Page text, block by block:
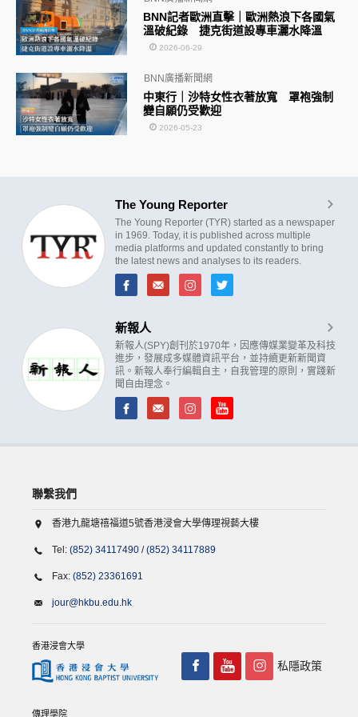
BNN記者歐洲直擊｜歐洲熱浪下各國氣
溫破紀錄 捷克街道設專車灑水降溫
2026-06-29
中東行｜沙特女性衣著放寬 罩袍強制
變自願仍受歡迎
BNN廣播新聞網
2026-05-23
The Young Reporter
The Young Reporter (TYR) started as a newspaper
in 1969. Today, it is published across multiple
media platforms and updated constantly to bring
the latest news and analyses to its readers.
新報人
新報人(SPY)創刊於1970年，因應傳媒業變革及科技
進步，發展成多媒體資訊平台，並持續更新新聞資
訊。新報人奉行編輯自主，自我管理的原則，實踐新
聞自由理念。
聯繫我們
香港九龍塘禧福道5號香港浸會大學傳理視藝大樓
Tel: (852) 34117490 /(852) 34117889
Fax: (852) 23361691
jour@hkbu.edu.hk
香港浸會大學
傳理學院
私隱政策